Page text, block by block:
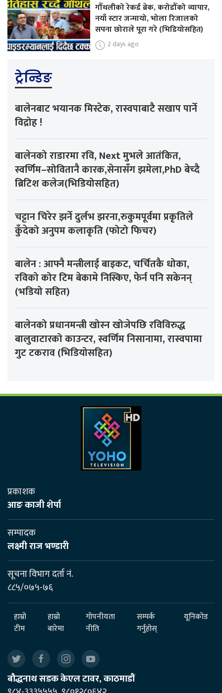
गौँथलीको रेकर्ड ब्रेक, करोडौँको व्यापार,
नयाँ स्टार जन्मायो, भोला रिजालको
सपना छोराले पूरा गरे (भिडियोसहित)
2 days ago
ट्रेन्डिङ
बालेनबाट भयानक मिस्टेक, रास्वपाबाटै सखाप पार्ने
विद्रोह !
बालेनको राडारमा रवि, Next मुभले आतंकित,
स्वर्णिम–सोवितानै कारक,सेनासँग झमेला,PhD बेच्दै
ब्रिटिश कलेज(भिडियोसहित)
चट्टान चिरेर झर्ने दुर्लभ झरना,रुकुमपूर्वमा प्रकृतिले
कुँदेको अनुपम कलाकृति (फोटो फिचर)
बालेन : आफ्नै मन्त्रीलाई बाइकट, चर्चितकै धोका,
रविको कोर टिम बेकामे निस्किए, फेर्न पनि सकेनन्
(भडियो सहित)
बालेनको प्रधानमन्त्री खोस्न खोजेपछि रविविरुद्ध
बालुवाटारको काउन्टर, स्वर्णिम निसानामा, रास्वपामा
गुट टकराव (भिडियोसहित)
प्रकाशक
आङ काजी शेर्पा
सम्पादक
लक्ष्मी राज भण्डारी
सूचना विभाग दर्ता नं.
८८५/०७५-७६
हाम्रो
टीम
हाम्रो
बारेमा
गोपनीयता
नीति
सम्पर्क
गर्नुहोस्
यूनिकोड
बौद्धनाथ सडक केएल टावर, काठमाडौं